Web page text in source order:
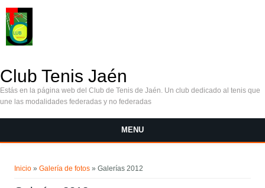
Club Tenis Jaén
Estás en la página web del Club de Tenis de Jaén. Un club dedicado al tenis que
une las modalidades federadas y no federadas
MENU
Inicio »Galería de fotos » Galerías 2012